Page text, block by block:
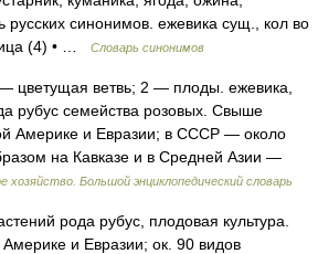
русских синонимов. ежевика сущ., кол во
(4) • …
Словарь синонимов
цветущая ветвь; 2 — плоды. ежевика,
рубус семейства розовых. Свыше
Америке и Евразии; в СССР — около
на Кавказе и в Средней Азии —
хозяйство. Большой энциклопедический словарь
рода рубус, плодовая культура.
и Евразии; ок. 90 видов